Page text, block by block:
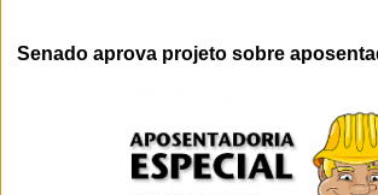
Senado aprova projeto sobre